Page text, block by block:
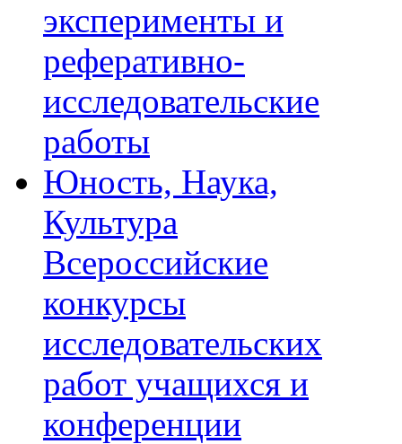
эксперименты и
реферативно-
исследовательские
работы
Юность, Наука,
Культура
Всероссийские
конкурсы
исследовательских
работ учащихся и
конференции